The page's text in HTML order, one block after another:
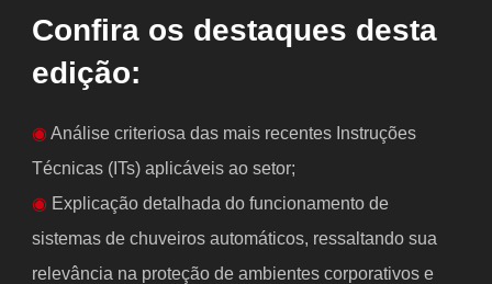
Confira os destaques desta
edição:
◉ Análise criteriosa das mais recentes Instruções
Técnicas (ITs) aplicáveis ao setor;
◉ Explicação detalhada do funcionamento de
sistemas de chuveiros automáticos, ressaltando sua
relevância na proteção de ambientes corporativos e